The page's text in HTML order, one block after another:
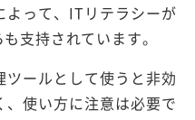
よって、ITリテラシーが
支持されています。
ールとして使うと非効
使い方に注意は必要で